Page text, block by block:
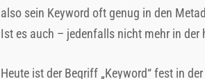
also sein Keyword oft genug in den
Ist es auch – jedenfalls nicht mehr in der
Heute ist der Begriff „Keyword“ fest in